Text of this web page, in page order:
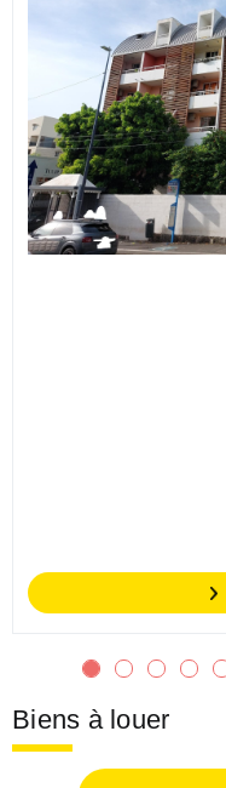
Biens à louer